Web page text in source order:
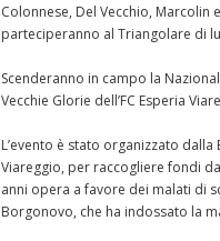
Colonnese, Del Vecchio,
parteciperanno al Triangolare di
Scenderanno in campo la
Vecchie Glorie dell’FC Esperia
L’evento è stato organizzato
Viareggio, per raccogliere fondi
anni opera a favore dei malati di
Borgonovo, che ha indossato la